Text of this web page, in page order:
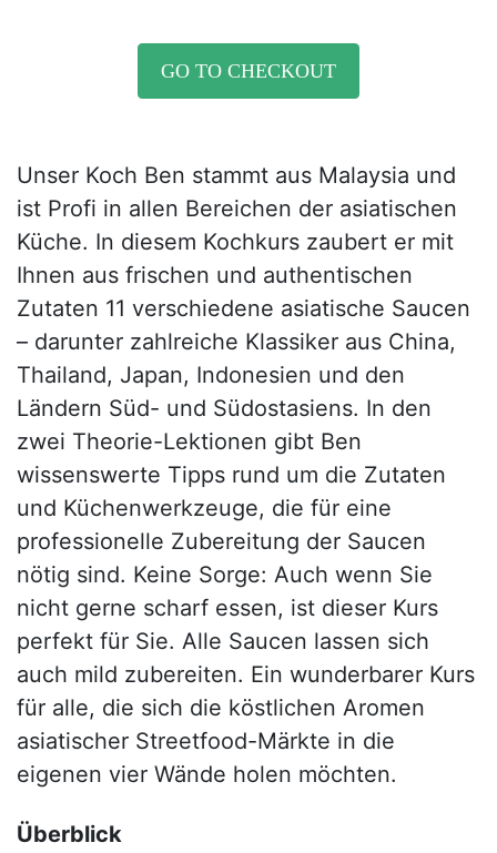
GO TO CHECKOUT
Unser Koch Ben stammt aus Malaysia und
ist Profi in allen Bereichen der asiatischen
Küche. In diesem Kochkurs zaubert er mit
Ihnen aus frischen und authentischen
Zutaten 11 verschiedene asiatische Saucen
– darunter zahlreiche Klassiker aus China,
Thailand, Japan, Indonesien und den
Ländern Süd- und Südostasiens. In den
zwei Theorie-Lektionen gibt Ben
wissenswerte Tipps rund um die Zutaten
und Küchenwerkzeuge, die für eine
professionelle Zubereitung der Saucen
nötig sind. Keine Sorge: Auch wenn Sie
nicht gerne scharf essen, ist dieser Kurs
perfekt für Sie. Alle Saucen lassen sich
auch mild zubereiten. Ein wunderbarer Kurs
für alle, die sich die köstlichen Aromen
asiatischer Streetfood-Märkte in die
eigenen vier Wände holen möchten.
Überblick